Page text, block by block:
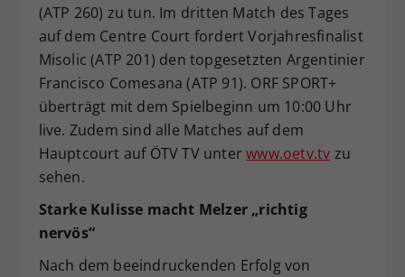
(ATP 260) zu tun. Im dritten Match des Tages
auf dem Centre Court fordert Vorjahresfinalist
Misolic (ATP 201) den topgesetzten Argentinier
Francisco Comesana (ATP 91). ORF SPORT+
überträgt mit dem Spielbeginn um 10:00 Uhr
live. Zudem sind alle Matches auf dem
Hauptcourt auf ÖTV TV unterwww.oetv.tv zu
sehen.
Starke Kulisse macht Melzer „richtig
nervös“
Nach dem beeindruckenden Erfolg von